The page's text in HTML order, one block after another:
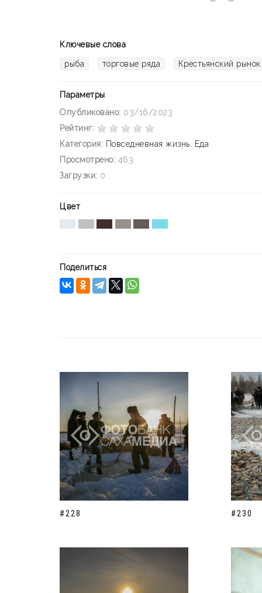
Ключевые слова
рыба торговые ряда Крестьянский рынок
Параметры
Опубликовано: 03/16/2023
Рейтинг:
Категория: Повседневная жизнь
Еда
Просмотрено: 463
Загрузки: 0
Цвет
Поделиться
#228 #230